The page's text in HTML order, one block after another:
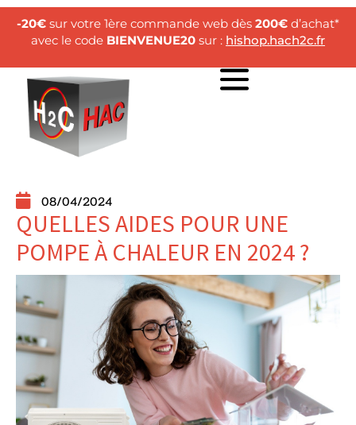
-20€ sur votre 1ère commande web dès 200€ d’achat*
avec le code BIENVENUE20 sur : hishop.hach2c.fr
08/04/2024
QUELLES AIDES POUR UNE
POMPE À CHALEUR EN 2024 ?